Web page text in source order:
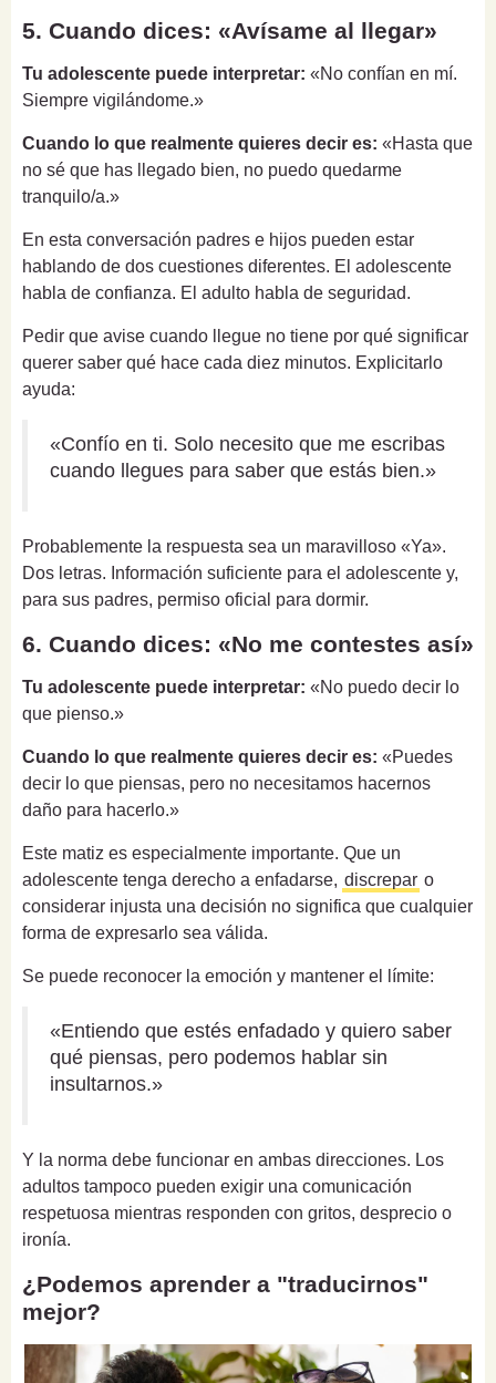
5. Cuando dices: «Avísame al llegar»
Tu adolescente puede interpretar: «No confían en mí.
Siempre vigilándome.»
Cuando lo que realmente quieres decir es: «Hasta que
no sé que has llegado bien, no puedo quedarme
tranquilo/a.»
En esta conversación padres e hijos pueden estar
hablando de dos cuestiones diferentes. El adolescente
habla de confianza. El adulto habla de seguridad.
Pedir que avise cuando llegue no tiene por qué significar
querer saber qué hace cada diez minutos. Explicitarlo
ayuda:
«Confío en ti. Solo necesito que me escribas
cuando llegues para saber que estás bien.»
Probablemente la respuesta sea un maravilloso «Ya».
Dos letras. Información suficiente para el adolescente y,
para sus padres, permiso oficial para dormir.
6. Cuando dices: «No me contestes así»
Tu adolescente puede interpretar: «No puedo decir lo
que pienso.»
Cuando lo que realmente quieres decir es: «Puedes
decir lo que piensas, pero no necesitamos hacernos
daño para hacerlo.»
Este matiz es especialmente importante. Que un
adolescente tenga derecho a enfadarse, discrepar o
considerar injusta una decisión no significa que cualquier
forma de expresarlo sea válida.
Se puede reconocer la emoción y mantener el límite:
«Entiendo que estés enfadado y quiero saber
qué piensas, pero podemos hablar sin
insultarnos.»
Y la norma debe funcionar en ambas direcciones. Los
adultos tampoco pueden exigir una comunicación
respetuosa mientras responden con gritos, desprecio o
ironía.
¿Podemos aprender a "traducirnos"
mejor?